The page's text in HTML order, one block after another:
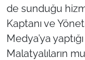
de sunduğu
Kaptanı ve
Medya’ya
Malatyalıların